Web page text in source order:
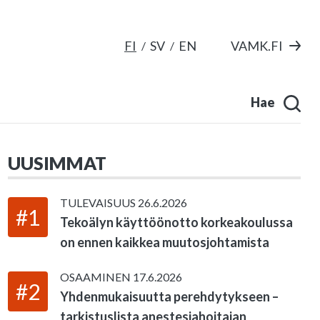
FI SV EN VAMK.FI
Hae
UUSIMMAT
#1
TULEVAISUUS 26.6.2026
Tekoälyn käyttöönotto korkeakoulussa
on ennen kaikkea muutosjohtamista
#2
OSAAMINEN 17.6.2026
Yhdenmukaisuutta perehdytykseen –
tarkistuslista anestesiahoitajan